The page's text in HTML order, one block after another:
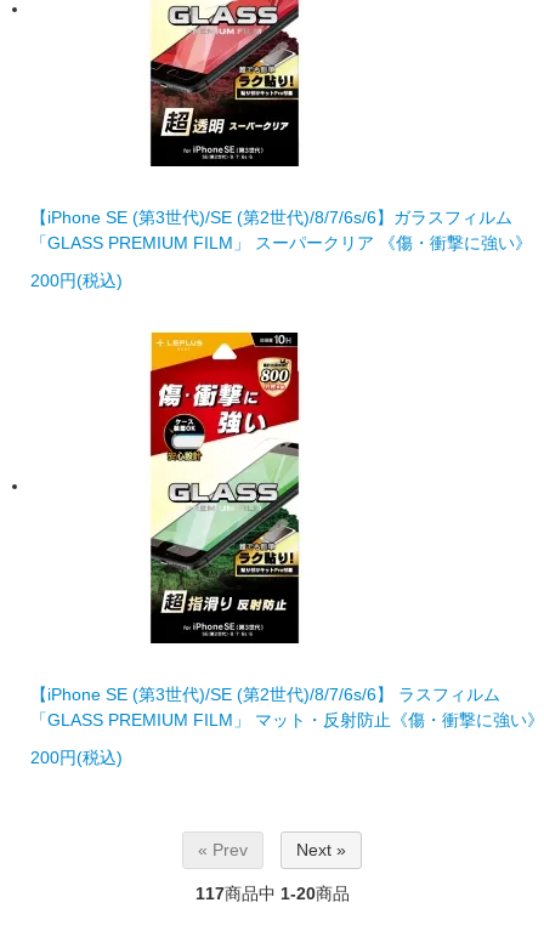
【iPhone SE (第3世代)/SE (第2世代)/8/7/6s/6】ガラスフィルム
「GLASS PREMIUM FILM」 スーパークリア 《傷・衝撃に強い》
200円(税込)
【iPhone SE (第3世代)/SE (第2世代)/8/7/6s/6】 ラスフィルム
「GLASS PREMIUM FILM」 マット・反射防止《傷・衝撃に強い》
200円(税込)
« Prev Next »
117商品中 1-20商品